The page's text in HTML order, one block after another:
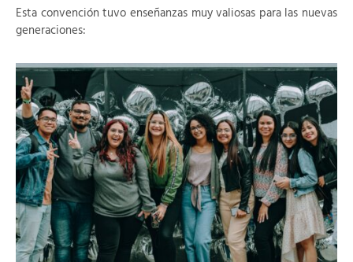
Esta convención tuvo enseñanzas muy valiosas para las nuevas
generaciones: